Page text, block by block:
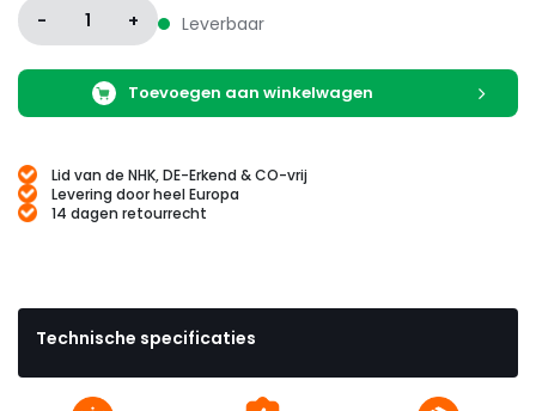
- 1 + Leverbaar
Toevoegen aan winkelwagen
Lid van de NHK, DE-Erkend & CO-vrij
Levering door heel Europa
14 dagen retourrecht
Technische specificaties